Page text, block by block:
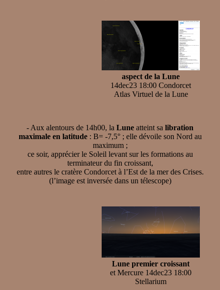
aspect de la Lune
14dec23 18:00 Condorcet
Atlas Virtuel de la Lune
- Aux alentours de 14h00, la Lune atteint sa libration
maximale en latitude: B= -7,5° ; elle dévoile son Nord au
maximum ;
ce soir, apprécier le Soleil levant sur les formations au
terminateur du fin croissant,
entre autres le cratère Condorcet à l’Est de la mer des Crises.
(l’image est inversée dans un télescope)
Lune premier croissant
et Mercure 14dec23 18:00
Stellarium